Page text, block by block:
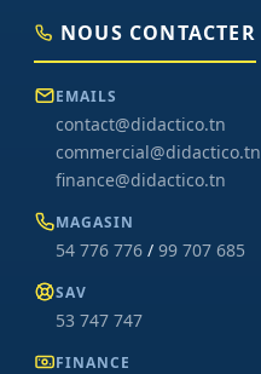
NOUS CONTACTER
EMAILS
contact@didactico.tn
commercial@didactico.tn
finance@didactico.tn
MAGASIN
54 776 776 / 99 707 685
SAV
53 747 747
FINANCE